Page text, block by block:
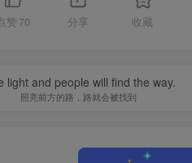
赞 70 分享 收藏
light and people will find the way.
照亮前方的路，路就会被找到